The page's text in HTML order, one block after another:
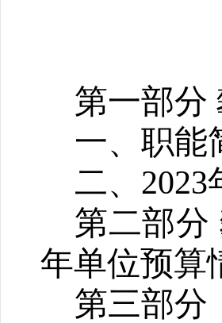
第一部分
一、职能
二、 2023
第二部分
年单位预算
第三部分